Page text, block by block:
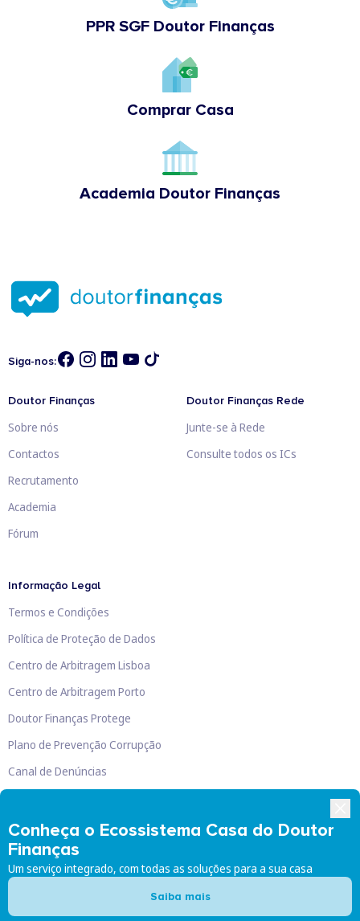
PPR SGF Doutor Finanças
Comprar Casa
Academia Doutor Finanças
Conheça o Ecossistema Casa do Doutor
Finanças
Um serviço integrado, com todas as soluções para a sua casa
Saiba mais
Siga-nos:
Doutor Finanças
Sobre nós
Contactos
Recrutamento
Academia
Fórum
Doutor Finanças Rede
Junte-se à Rede
Consulte todos os ICs
Informação Legal
Termos e Condições
Política de Proteção de Dados
Centro de Arbitragem Lisboa
Centro de Arbitragem Porto
Doutor Finanças Protege
Plano de Prevenção Corrupção
Canal de Denúncias
Doutor Finanças, Lda